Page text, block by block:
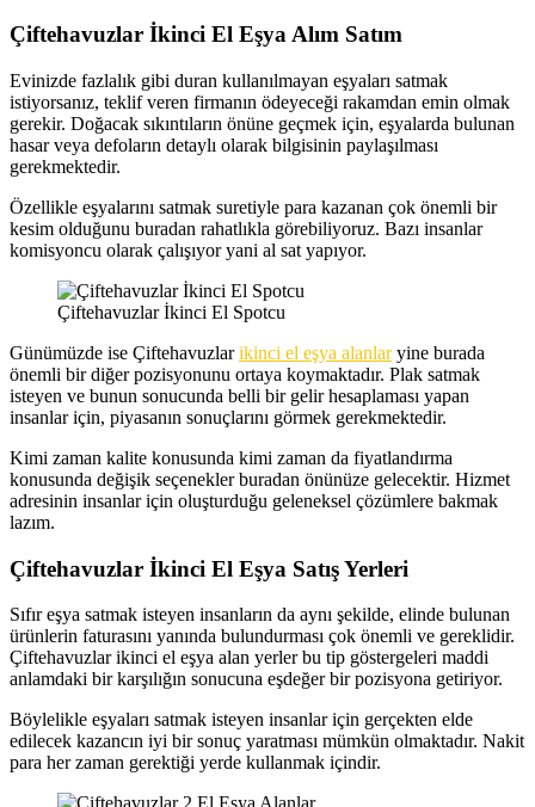
Çiftehavuzlar İkinci El Eşya Alım Satım
Evinizde fazlalık gibi duran kullanılmayan eşyaları satmak
istiyorsanız, teklif veren firmanın ödeyeceği rakamdan emin olmak
gerekir. Doğacak sıkıntıların önüne geçmek için, eşyalarda bulunan
hasar veya defoların detaylı olarak bilgisinin paylaşılması
gerekmektedir.
Özellikle eşyalarını satmak suretiyle para kazanan çok önemli bir
kesim olduğunu buradan rahatlıkla görebiliyoruz. Bazı insanlar
komisyoncu olarak çalışıyor yani al sat yapıyor.
Çiftehavuzlar İkinci El Spotcu
Günümüzde ise Çiftehavuzlarikinci el eşya alanlaryine burada
önemli bir diğer pozisyonunu ortaya koymaktadır. Plak satmak
isteyen ve bunun sonucunda belli bir gelir hesaplaması yapan
insanlar için, piyasanın sonuçlarını görmek gerekmektedir.
Kimi zaman kalite konusunda kimi zaman da fiyatlandırma
konusunda değişik seçenekler buradan önünüze gelecektir. Hizmet
adresinin insanlar için oluşturduğu geleneksel çözümlere bakmak
lazım.
Çiftehavuzlar İkinci El Eşya Satış Yerleri
Sıfır eşya satmak isteyen insanların da aynı şekilde, elinde bulunan
ürünlerin faturasını yanında bulundurması çok önemli ve gereklidir.
Çiftehavuzlar ikinci el eşya alan yerler bu tip göstergeleri maddi
anlamdaki bir karşılığın sonucuna eşdeğer bir pozisyona getiriyor.
Böylelikle eşyaları satmak isteyen insanlar için gerçekten elde
edilecek kazancın iyi bir sonuç yaratması mümkün olmaktadır. Nakit
para her zaman gerektiği yerde kullanmak içindir.